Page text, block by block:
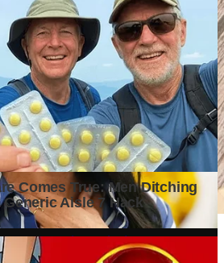
yang Efektif Menjadi Penentu